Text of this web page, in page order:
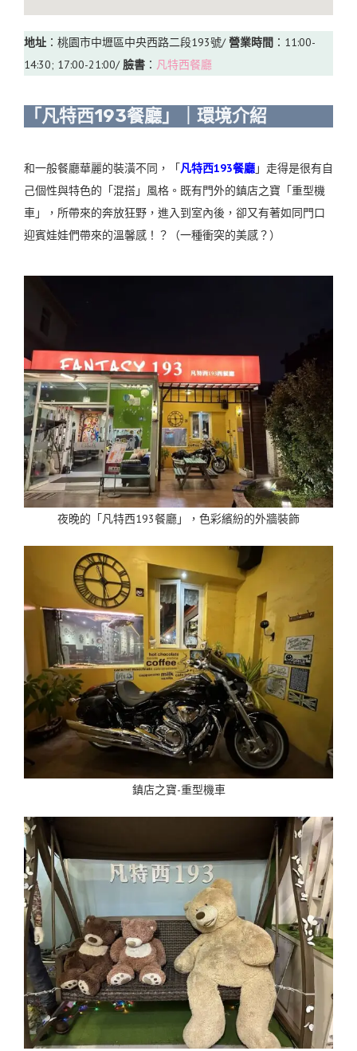
地址 ：桃園市中壢區中央西路二段193號/營業時間 ：11:00-
14:30; 17:00-21:00/臉書 ： 凡特西餐廳
「凡特西193餐廳」｜環境介紹
和一般餐廳華麗的裝潢不同，「凡特西193餐廳」走得是很有自
己個性與特色的「混搭」風格。既有門外的鎮店之寶「重型機
車」，所帶來的奔放狂野，進入到室內後，卻又有著如同門口
迎賓娃娃們帶來的溫馨感！？（一種衝突的美感？）
夜晚的「凡特西193餐廳」，色彩繽紛的外牆裝飾
鎮店之寶-重型機車